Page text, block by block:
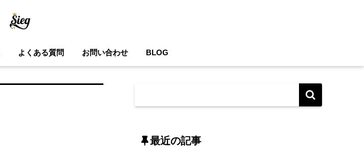
よくある質問 お問い合わせ BLOG
最近の記事